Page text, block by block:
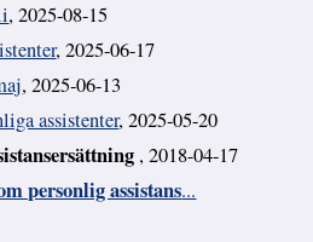
, 2025-08-15
, 2025-06-17
, 2025-06-13
assistenter, 2025-05-20
, 2018-04-17
personlig assistans...